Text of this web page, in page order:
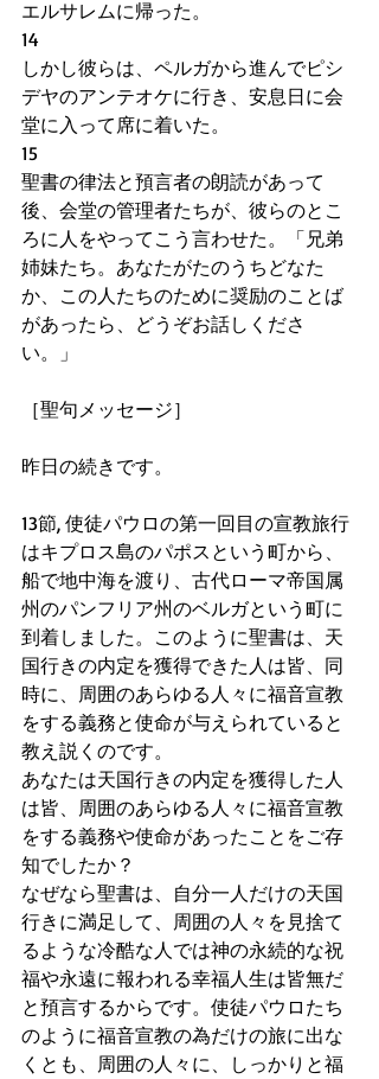
エルサレムに帰った。
14
しかし彼らは、ペルガから進んでピシ
デヤのアンテオケに行き、安息日に会
堂に入って席に着いた。
15
聖書の律法と預言者の朗読があって
後、会堂の管理者たちが、彼らのとこ
ろに人をやってこう言わせた。「兄弟
姉妹たち。あなたがたのうちどなた
か、この人たちのために奨励のことば
があったら、どうぞお話しくださ
い。」
［聖句メッセージ］
昨日の続きです。
13節, 使徒パウロの第一回目の宣教旅行
はキプロス島のパポスという町から、
船で地中海を渡り、古代ローマ帝国属
州のパンフリア州のベルガという町に
到着しました。このように聖書は、天
国行きの内定を獲得できた人は皆、同
時に、周囲のあらゆる人々に福音宣教
をする義務と使命が与えられていると
教え説くのです。
あなたは天国行きの内定を獲得した人
は皆、周囲のあらゆる人々に福音宣教
をする義務や使命があったことをご存
知でしたか？
なぜなら聖書は、自分一人だけの天国
行きに満足して、周囲の人々を見捨て
るような冷酷な人では神の永続的な祝
福や永遠に報われる幸福人生は皆無だ
と預言するからです。使徒パウロたち
のように福音宣教の為だけの旅に出な
くとも、周囲の人々に、しっかりと福